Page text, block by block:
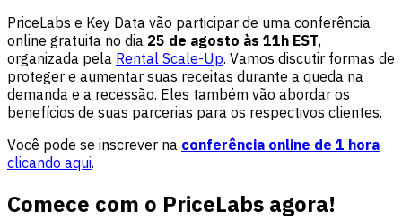
PriceLabs e Key Data vão participar de uma conferência
online gratuita no dia 25 de agosto às 11h EST,
organizada pela Rental Scale-Up. Vamos discutir formas de
proteger e aumentar suas receitas durante a queda na
demanda e a recessão. Eles também vão abordar os
benefícios de suas parcerias para os respectivos clientes.
Você pode se inscrever na conferência online de 1 hora
clicando aqui.
Comece com o PriceLabs agora!